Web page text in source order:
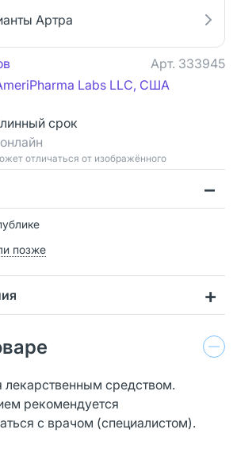
Артра
Арт. 333945
Labs LLC, США
срок
отличаться от изображённого
позже
средством.
рекомендуется
с врачом (специалистом).